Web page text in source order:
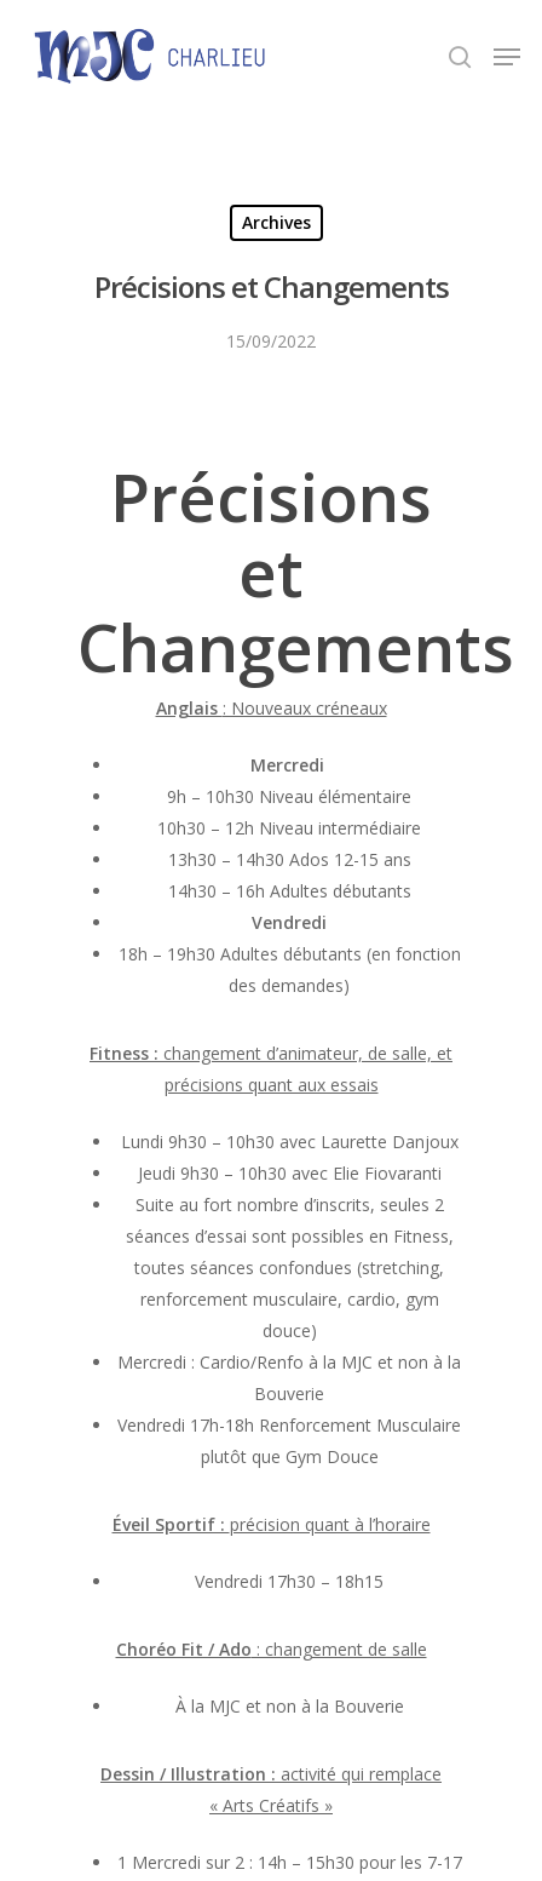
Archives
Précisions et Changements
15/09/2022
Précisions
et
Changements
Anglais : Nouveaux créneaux
Mercredi
9h – 10h30 Niveau élémentaire
10h30 – 12h Niveau intermédiaire
13h30 – 14h30 Ados 12-15 ans
14h30 – 16h Adultes débutants
Vendredi
18h – 19h30 Adultes débutants (en fonction
des demandes)
Fitness : changement d’animateur, de salle, et
précisions quant aux essais
Lundi 9h30 – 10h30 avec Laurette Danjoux
Jeudi 9h30 – 10h30 avec Elie Fiovaranti
Suite au fort nombre d’inscrits, seules 2
séances d’essai sont possibles en Fitness,
toutes séances confondues (stretching,
renforcement musculaire, cardio, gym
douce)
Mercredi : Cardio/Renfo à la MJC et non à la
Bouverie
Vendredi 17h-18h Renforcement Musculaire
plutôt que Gym Douce
Éveil Sportif : précision quant à l’horaire
Vendredi 17h30 – 18h15
Choréo Fit / Ado : changement de salle
À la MJC et non à la Bouverie
Dessin / Illustration : activité qui remplace
« Arts Créatifs »
1 Mercredi sur 2 : 14h – 15h30 pour les 7-17